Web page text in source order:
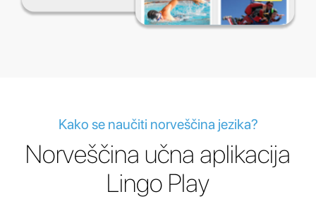
Kako se naučiti norveščina jezika?
Norveščina učna aplikacija
Lingo Play